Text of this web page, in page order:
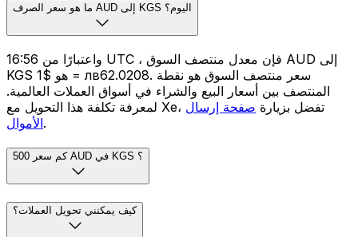
ما هو سعر الصرف AUD إلى KGS اليوم؟
واعتبارًا من 16:56 UTC ، فإن معدل منتصف السوق AUD إلى
KGS هو $1 = лв62.0208. سعر منتصف السوق هو نقطة
المنتصف بين أسعار البيع والشراء في أسواق العملات العالمية.
لمعرفة تكلفة هذا التحويل مع Xe، تفضل بزيارة صفحة إرسال
الأموال.
كم سعر 500 AUD في KGS ؟
كيف يمكنني تحويل العملات؟